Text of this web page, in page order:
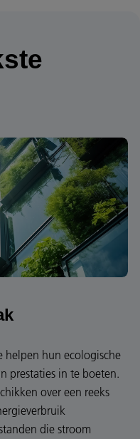
helpen hun ecologische
prestaties in te boeten.
over een reeks
die stroom